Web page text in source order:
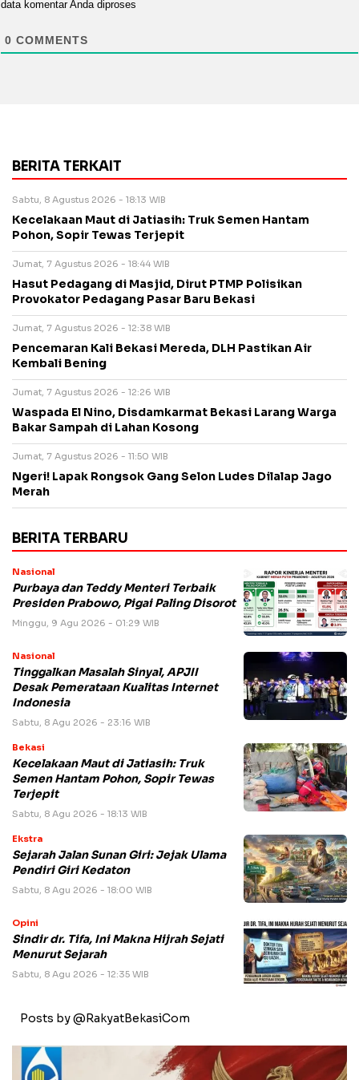
data komentar Anda diproses
0 COMMENTS
BERITA TERKAIT
Sabtu, 8 Agustus 2026 - 18:13 WIB
Kecelakaan Maut di Jatiasih: Truk Semen Hantam
Pohon, Sopir Tewas Terjepit
Jumat, 7 Agustus 2026 - 18:44 WIB
Hasut Pedagang di Masjid, Dirut PTMP Polisikan
Provokator Pedagang Pasar Baru Bekasi
Jumat, 7 Agustus 2026 - 12:38 WIB
Pencemaran Kali Bekasi Mereda, DLH Pastikan Air
Kembali Bening
Jumat, 7 Agustus 2026 - 12:26 WIB
Waspada El Nino, Disdamkarmat Bekasi Larang Warga
Bakar Sampah di Lahan Kosong
Jumat, 7 Agustus 2026 - 11:50 WIB
Ngeri! Lapak Rongsok Gang Selon Ludes Dilalap Jago
Merah
BERITA TERBARU
Nasional
Purbaya dan Teddy Menteri Terbaik
Presiden Prabowo, Pigai Paling Disorot
Minggu, 9 Agu 2026 - 01:29 WIB
Nasional
Tinggalkan Masalah Sinyal, APJII
Desak Pemerataan Kualitas Internet
Indonesia
Sabtu, 8 Agu 2026 - 23:16 WIB
Bekasi
Kecelakaan Maut di Jatiasih: Truk
Semen Hantam Pohon, Sopir Tewas
Terjepit
Sabtu, 8 Agu 2026 - 18:13 WIB
Ekstra
Sejarah Jalan Sunan Giri: Jejak Ulama
Pendiri Giri Kedaton
Sabtu, 8 Agu 2026 - 18:00 WIB
Opini
Sindir dr. Tifa, Ini Makna Hijrah Sejati
Menurut Sejarah
Sabtu, 8 Agu 2026 - 12:35 WIB
Posts by @RakyatBekasiCom